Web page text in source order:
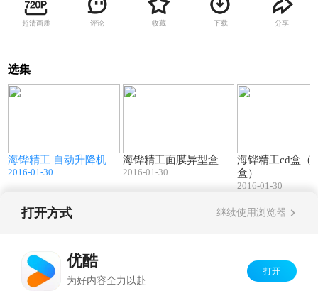
超清画质 评论 收藏 下载 分享
选集
海铧精工 自动升降机
2016-01-30
海铧精工面膜异型盒
2016-01-30
海铧精工cd盒（
盒）
2016-01-30
打开方式 继续使用浏览器
优酷
为好内容全力以赴
打开